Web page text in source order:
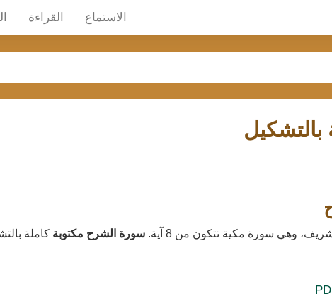
الاستماع القراءة
سورة الشرح مكتوبة كاملة